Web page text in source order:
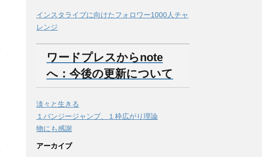
インスタライブに向けたフォロワー1000人チャ
レンジ
ワードプレスからnote
へ：今後の更新について
淡々と生きる
１バンジージャンプ、１枠広がり理論
物にも感謝
アーカイブ